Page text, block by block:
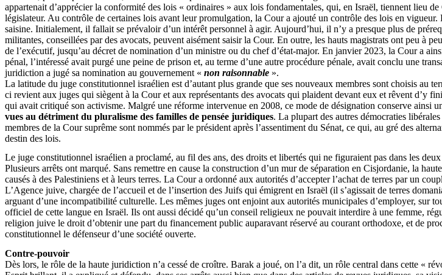
appartenait d’apprécier la conformité des lois « ordinaires » aux lois fondamentales, qui, en Israël, tiennent lieu
législateur. Au contrôle de certaines lois avant leur promulgation, la Cour a ajouté un contrôle des lois en
saisine. Initialement, il fallait se prévaloir d’un intérêt personnel à agir. Aujourd’hui, il n’y a presque plus de
militantes, conseillées par des avocats, peuvent aisément saisir la Cour. En outre, les hauts magistrats ont peu à
de l’exécutif, jusqu’au décret de nomination d’un ministre ou du chef d’état-major. En janvier 2023, la Cour a
pénal, l’intéressé avait purgé une peine de prison et, au terme d’une autre procédure pénale, avait conclu une
juridiction a jugé sa nomination au gouvernement « non raisonnable ».
La latitude du juge constitutionnel israélien est d’autant plus grande que ses nouveaux membres sont choisis au
ci revient aux juges qui siègent à la Cour et aux représentants des avocats qui plaident devant eux et rêvent d’y
qui avait critiqué son activisme. Malgré une réforme intervenue en 2008, ce mode de désignation conserve ainsi
vues au détriment du pluralisme des familles de pensée juridiques. La plupart des autres démocraties
membres de la Cour suprême sont nommés par le président après l’assentiment du Sénat, ce qui, au gré des
destin des lois.
Le juge constitutionnel israélien a proclamé, au fil des ans, des droits et libertés qui ne figuraient pas dans les
Plusieurs arrêts ont marqué. Sans remettre en cause la construction d’un mur de séparation en Cisjordanie, la
causés à des Palestiniens et à leurs terres. La Cour a ordonné aux autorités d’accepter l’achat de terres par un
L’Agence juive, chargée de l’accueil et de l’insertion des Juifs qui émigrent en Israël (il s’agissait de terres
arguant d’une incompatibilité culturelle. Les mêmes juges ont enjoint aux autorités municipales d’employer, sur
officiel de cette langue en Israël. Ils ont aussi décidé qu’un conseil religieux ne pouvait interdire à une femme,
religion juive le droit d’obtenir une part du financement public auparavant réservé au courant orthodoxe, et de
constitutionnel le défenseur d’une société ouverte.
Contre-pouvoir
Dès lors, le rôle de la haute juridiction n’a cessé de croître. Barak a joué, on l’a dit, un rôle central dans cette «